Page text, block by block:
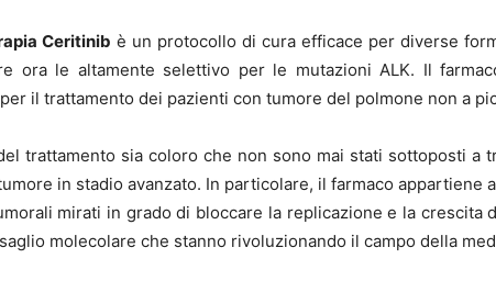
Ceritinib è un protocollo di cura efficace per diverse
ora le altamente selettivo per le mutazioni ALK. Il
il trattamento dei pazienti con tumore del polmone non a
trattamento sia coloro che non sono mai stati sottoposti a
in stadio avanzato. In particolare, il farmaco appartiene
mirati in grado di bloccare la replicazione e la crescita
molecolare che stanno rivoluzionando il campo della